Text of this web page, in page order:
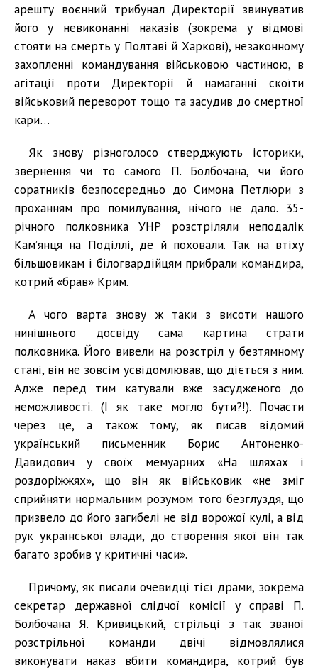
арешту воєнний трибунал Директорії звинуватив
його у невиконанні наказів (зокрема у відмові
стояти на смерть у Полтаві й Харкові), незаконному
захопленні командування військовою частиною, в
агітації проти Директорії й намаганні скоїти
військовий переворот тощо та засудив до смертної
кари…
Як знову різноголосо стверджують історики,
звернення чи то самого П. Болбочана, чи його
соратників безпосередньо до Симона Петлюри з
проханням про помилування, нічого не дало. 35-
річного полковника УНР розстріляли неподалік
Кам’янця на Поділлі, де й поховали. Так на втіху
більшовикам і білогвардійцям прибрали командира,
котрий «брав» Крим.
А чого варта знову ж таки з висоти нашого
нинішнього досвіду сама картина страти
полковника. Його вивели на розстріл у безтямному
стані, він не зовсім усвідомлював, що діється з ним.
Адже перед тим катували вже засудженого до
неможливості. (І як таке могло бути?!). Почасти
через це, а також тому, як писав відомий
український письменник Борис Антоненко-
Давидович у своїх мемуарних «На шляхах і
роздоріжжях», що він як військовик «не зміг
сприйняти нормальним розумом того безглуздя, що
призвело до його загибелі не від ворожої кулі, а від
рук української влади, до створення якої він так
багато зробив у критичні часи».
Причому, як писали очевидці тієї драми, зокрема
секретар державної слідчої комісії у справі П.
Болбочана Я. Кривицький, стрільці з так званої
розстрільної команди двічі відмовлялися
виконувати наказ вбити командира, котрий був